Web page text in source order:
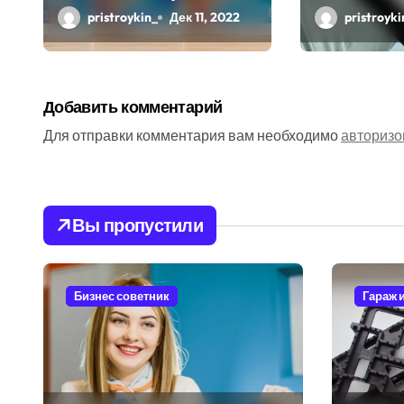
п
с
я
pristroykin_ Дек 11, 2022
и
Добавить комментарий
Для отправки комментария вам необходимо
Вы пропустили
Бизнес советник Гараж